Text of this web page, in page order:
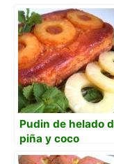
Pudin de helado
piña y coco